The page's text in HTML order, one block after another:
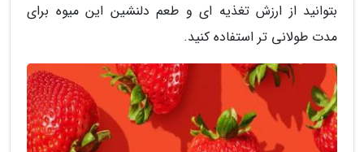
بتوانید از ارزش تغذیه ای و طعم دلنشین این میوه برای
مدت طولانی تر استفاده کنید.